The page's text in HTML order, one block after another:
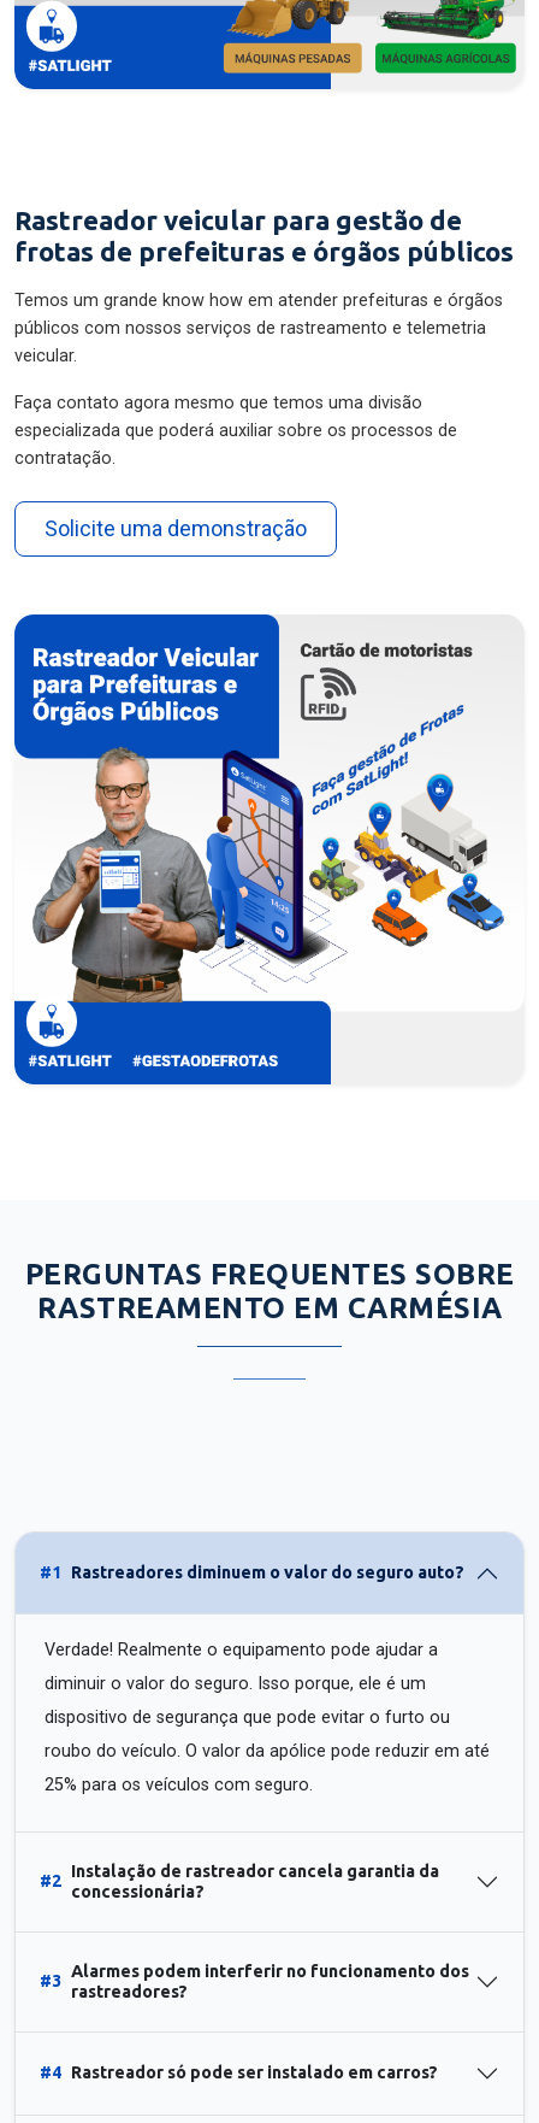
Rastreador veicular para gestão de
frotas de prefeituras e órgãos públicos
Temos um grande know how em atender prefeituras e órgãos
públicos com nossos serviços de rastreamento e telemetria
veicular.
Faça contato agora mesmo que temos uma divisão
especializada que poderá auxiliar sobre os processos de
contratação.
Solicite uma demonstração
PERGUNTAS FREQUENTES SOBRE
RASTREAMENTO EM CARMÉSIA
#1 Rastreadores diminuem o valor do seguro auto?
Verdade! Realmente o equipamento pode ajudar a
diminuir o valor do seguro. Isso porque, ele é um
dispositivo de segurança que pode evitar o furto ou
roubo do veículo. O valor da apólice pode reduzir em até
25% para os veículos com seguro.
#2
Instalação de rastreador cancela garantia da
concessionária?
#3
Alarmes podem interferir no funcionamento dos
rastreadores?
#4 Rastreador só pode ser instalado em carros?